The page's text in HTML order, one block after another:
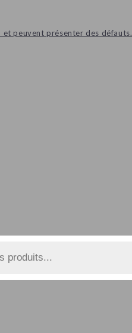
et peuvent présenter des défauts.